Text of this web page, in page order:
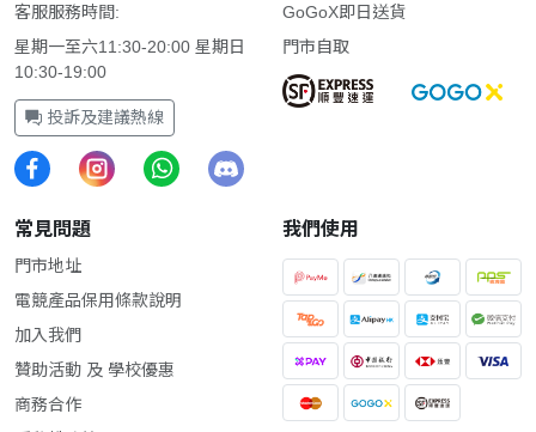
客服服務時間:
星期一至六11:30-20:00 星期日
10:30-19:00
投訴及建議熱線
GoGoX即日送貨
門市自取
常見問題
門市地址
電競產品保用條款說明
加入我們
贊助活動 及 學校優惠
商務合作
我們使用